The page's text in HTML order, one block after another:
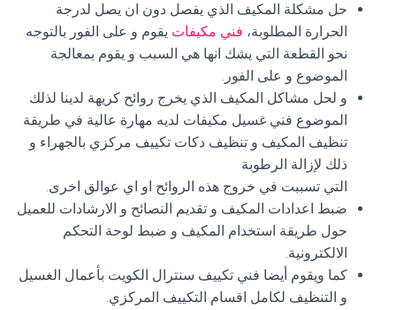
حل مشكلة المكيف الذي يفصل دون ان يصل لدرجة
الحرارة المطلوبة، فني مكيفات يقوم و على الفور بالتوجه
نحو القطعة التي يشك انها هي السبب و يقوم بمعالجة
الموضوع و على الفور.
و لحل مشاكل المكيف الذي يخرج روائح كريهة لدينا لذلك
الموضوع فني غسيل مكيفات لديه مهارة عالية في طريقة
تنظيف المكيف و تنظيف دكات تكييف مركزي بالجهراء و
ذلك لإزالة الرطوبة
التي تسببت في خروج هذه الروائح او اي عوالق اخرى.
ضبط اعدادات المكيف و تقديم النصائح و الارشادات للعميل
حول طريقة استخدام المكيف و ضبط لوحة التحكم
الالكترونية.
كما ويقوم أيضا فني تكييف سنترال الكويت بأعمال الغسيل
و التنظيف لكامل اقسام التكييف المركزي.